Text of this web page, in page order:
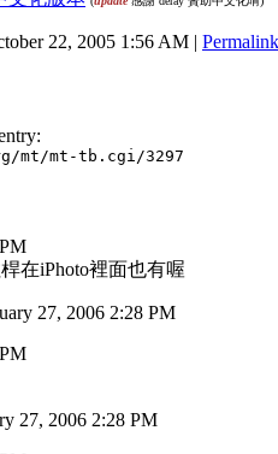
22, 2005 1:56 AM | Permalink
mt/mt-tb.cgi/3297
在iPhoto裡面也有喔
27, 2006 2:28 PM
27, 2006 2:28 PM